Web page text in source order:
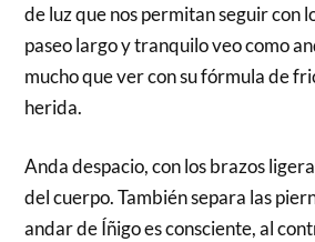
de luz que nos permitan seguir con
paseo largo y tranquilo veo como
mucho que ver con su fórmula de
herida.
Anda despacio, con los brazos
del cuerpo. También separa las
andar de Íñigo es consciente, al